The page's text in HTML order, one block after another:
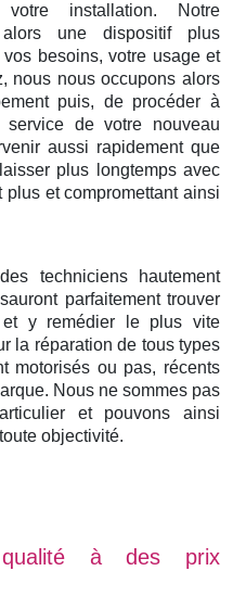
installation. Notre
une dispositif plus
besoins, votre usage et
nous nous occupons alors
puis, de procéder à
de votre nouveau
aussi rapidement que
plus longtemps avec
et compromettant ainsi
techniciens hautement
parfaitement trouver
y remédier le plus vite
la réparation de tous types
motorisés ou pas, récents
Nous ne sommes pas
et pouvons ainsi
objectivité.
à des prix